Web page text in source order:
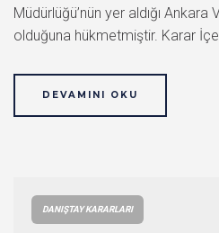
Müdürlüğü’nün yer aldığı
olduğuna hükmetmiştir. Karar
DEVAMINI OKU
DANIŞTAY KARARLARI